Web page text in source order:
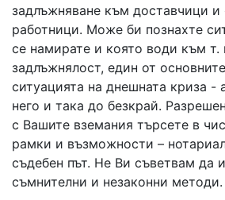
задлъжняване към доставчици и
работници. Може би познахте
се намирате и която води към
задлъжнялост, един от
ситуацията на днешната криза -
него и така до безкрай.
с Вашите вземания търсете в
рамки и възможности –
съдебен път. Не Ви съветвам да
съмнителни и незаконни методи.